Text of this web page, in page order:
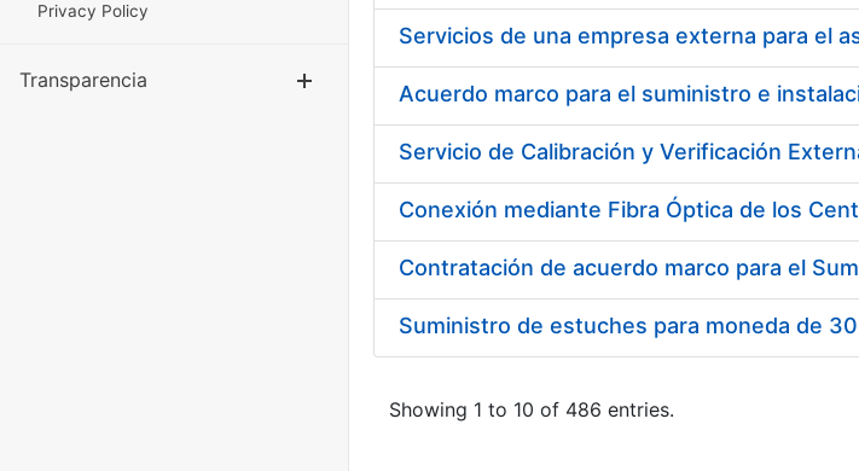
Privacy Policy
Transparencia Show/Hide
Acuerdo marco para el suministro e
Suministro de estuches para moneda de
Showing 1 to 10 of 486 entries.